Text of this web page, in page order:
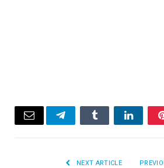
Pinterest
LinkedIn
Tumblr
Telegram
Email
NEXT ARTICLE